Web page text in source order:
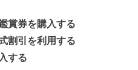
賞券を購入する
割引を利用する
する